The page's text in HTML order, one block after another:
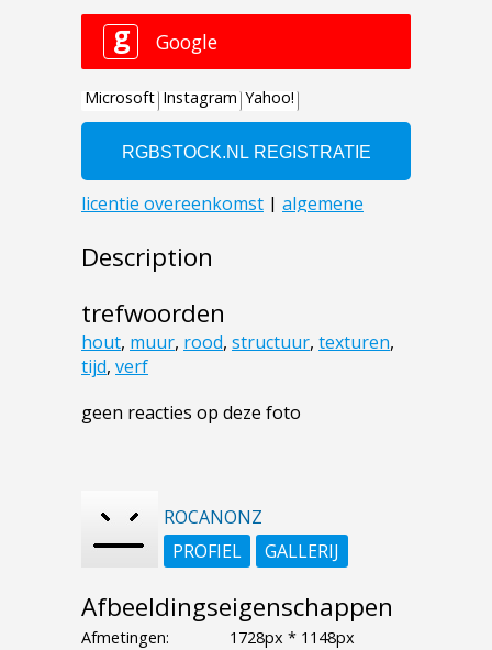
Description
trefwoorden
hout, muur, rood, structuur, texturen,
tijd, verf
geen reacties op deze foto
ROCANONZ
PROFIEL
GALLERIJ
Afbeeldingseigenschappen
Afmetingen:
1728px * 1148px